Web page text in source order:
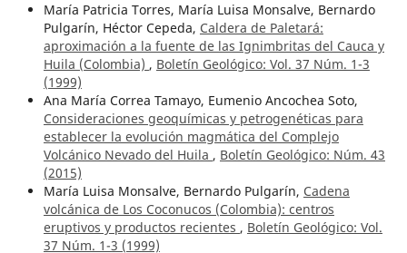
María Patricia Torres, María Luisa Monsalve, Bernardo
Pulgarín, Héctor Cepeda, Caldera de Paletará:
aproximación a la fuente de las Ignimbritas del Cauca y
Huila (Colombia) , Boletín Geológico: Vol. 37 Núm. 1-3
(1999)
Ana María Correa Tamayo, Eumenio Ancochea Soto,
Consideraciones geoquímicas y petrogenéticas para
establecer la evolución magmática del Complejo
Volcánico Nevado del Huila , Boletín Geológico: Núm. 43
(2015)
María Luisa Monsalve, Bernardo Pulgarín, Cadena
volcánica de Los Coconucos (Colombia): centros
eruptivos y productos recientes , Boletín Geológico: Vol.
37 Núm. 1-3 (1999)